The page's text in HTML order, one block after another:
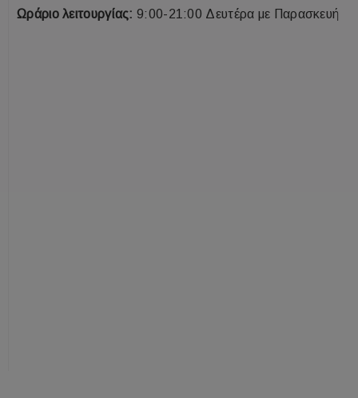
Ωράριο λειτουργίας: 9:00-21:00 Δευτέρα με Παρασκευή